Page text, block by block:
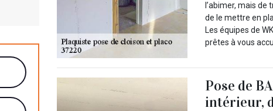
l’abimer, mais
de le mettre en
Les équipes de
prêtes à vous
Pose de
intérieur,